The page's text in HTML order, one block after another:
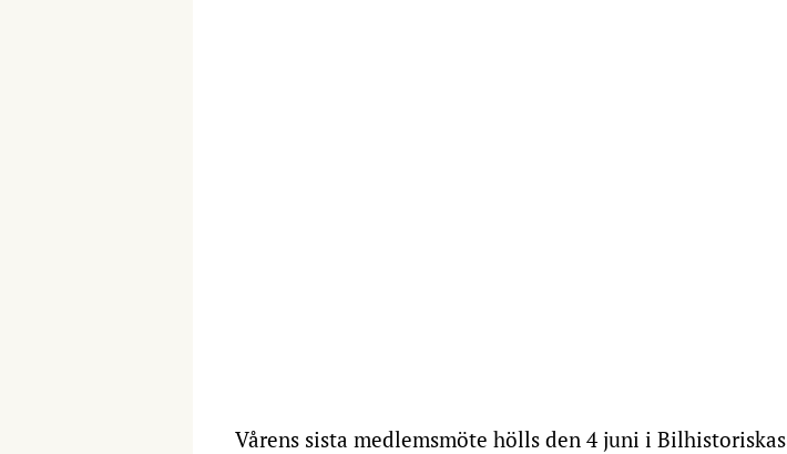
Vårens sista medlemsmöte hölls den 4 juni i Bilhistoriskas